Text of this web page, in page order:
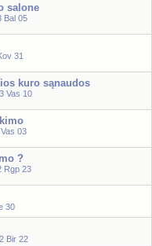
salone
Bal 05
31
kuro sąnaudos
Vas 10
03
?
Rgp 23
30
Bir 22